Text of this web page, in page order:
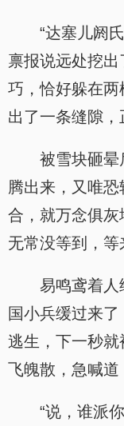
“达塞儿阏
禀报说远处挖
巧，恰好躲在
出了一条缝隙，
被雪块砸晕
腾出来，又唯
合，就万念俱灰
无常没等到，等
易鸣鸢着人
国小兵缓过来
逃生，下一秒
飞魄散，急喊道
“说，谁派